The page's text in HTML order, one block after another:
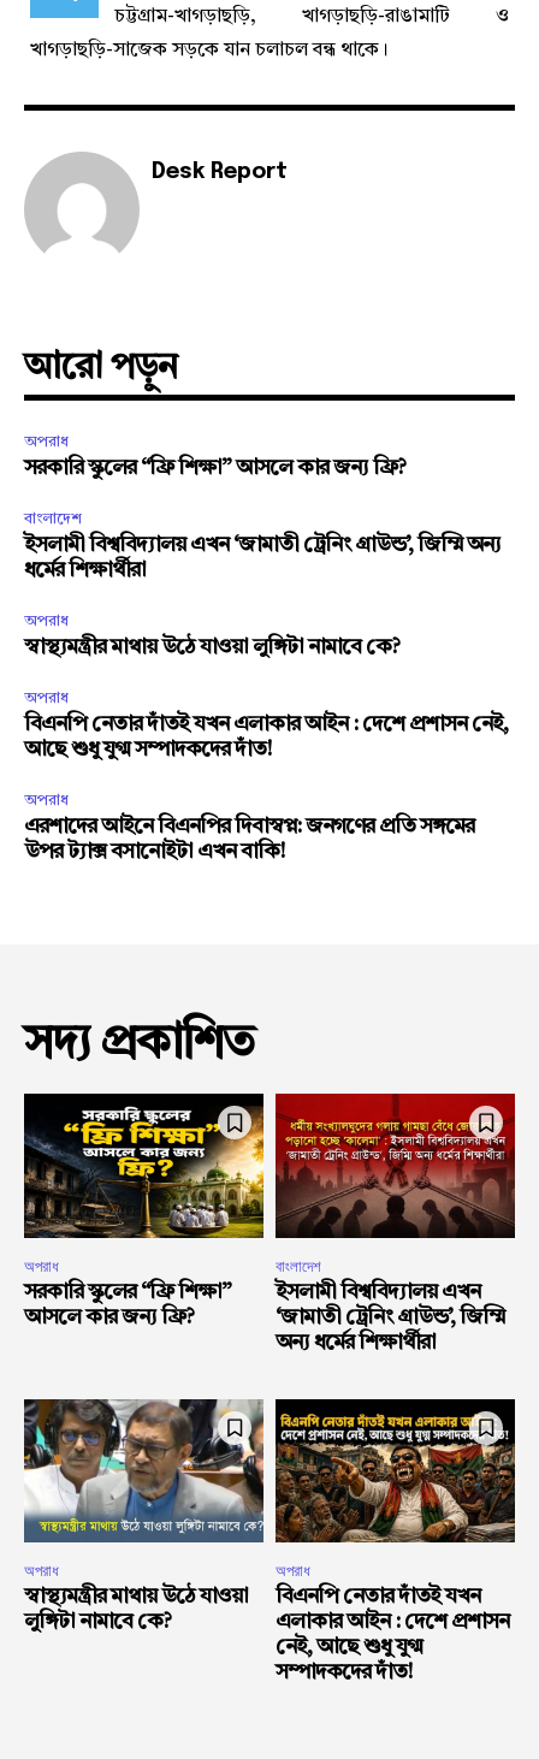
চট্টগ্রাম-খাগড়াছড়ি, খাগড়াছড়ি-রাঙামাটি ও
খাগড়াছড়ি-সাজেক সড়কে যান চলাচল বন্ধ থাকে।
Desk Report
আরো পড়ুন
অপরাধ
সরকারি স্কুলের “ফ্রি শিক্ষা” আসলে কার জন্য ফ্রি?
বাংলাদেশ
ইসলামী বিশ্ববিদ্যালয় এখন ‘জামাতী ট্রেনিং গ্রাউন্ড’, জিম্মি অন্য
ধর্মের শিক্ষার্থীরা
অপরাধ
স্বাস্থ্যমন্ত্রীর মাথায় উঠে যাওয়া লুঙ্গিটা নামাবে কে?
অপরাধ
বিএনপি নেতার দাঁতই যখন এলাকার আইন : দেশে প্রশাসন নেই,
আছে শুধু যুগ্ম সম্পাদকদের দাঁত!
অপরাধ
এরশাদের আইনে বিএনপির দিবাস্বপ্ন: জনগণের প্রতি সঙ্গমের
উপর ট্যাক্স বসানোইটা এখন বাকি!
সদ্য প্রকাশিত
অপরাধ
সরকারি স্কুলের “ফ্রি শিক্ষা”
আসলে কার জন্য ফ্রি?
বাংলাদেশ
ইসলামী বিশ্ববিদ্যালয় এখন
‘জামাতী ট্রেনিং গ্রাউন্ড’, জিম্মি
অন্য ধর্মের শিক্ষার্থীরা
অপরাধ
স্বাস্থ্যমন্ত্রীর মাথায় উঠে যাওয়া
লুঙ্গিটা নামাবে কে?
অপরাধ
বিএনপি নেতার দাঁতই যখন
এলাকার আইন : দেশে প্রশাসন
নেই, আছে শুধু যুগ্ম
সম্পাদকদের দাঁত!